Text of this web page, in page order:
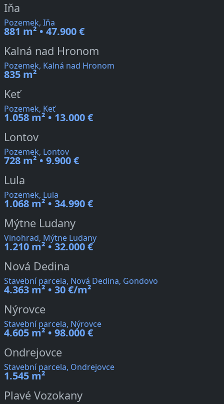
Iňa
Pozemek, Iňa
881 m² • 47.900 €
Kalná nad Hronom
Pozemek, Kalná nad Hronom
835 m²
Keť
Pozemek, Keť
1.058 m² • 13.000 €
Lontov
Pozemek, Lontov
728 m² • 9.900 €
Lula
Pozemek, Lula
1.068 m² • 34.990 €
Mýtne Ludany
Vinohrad, Mýtne Ludany
1.210 m² • 32.000 €
Nová Dedina
Stavební parcela, Nová Dedina, Gondovo
4.363 m² • 30 €/m²
Nýrovce
Stavební parcela, Nýrovce
4.605 m² • 98.000 €
Ondrejovce
Stavební parcela, Ondrejovce
1.545 m²
Plavé Vozokany